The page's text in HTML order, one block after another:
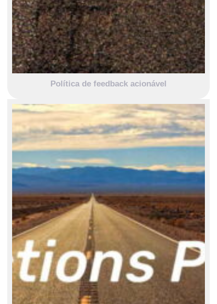
Política de feedback acionável